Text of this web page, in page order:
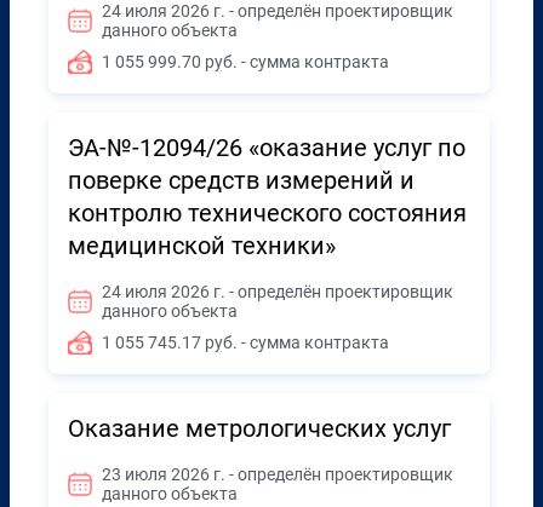
24 июля 2026 г. - определён проектировщик
данного объекта
1 055 999.70 руб. - сумма контракта
ЭА-№-12094/26 «оказание услуг по
поверке средств измерений и
контролю технического состояния
медицинской техники»
24 июля 2026 г. - определён проектировщик
данного объекта
1 055 745.17 руб. - сумма контракта
Оказание метрологических услуг
23 июля 2026 г. - определён проектировщик
данного объекта